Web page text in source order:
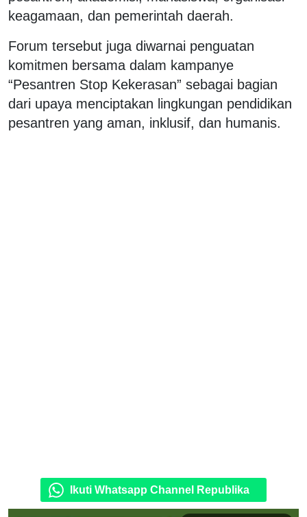
keagamaan, dan pemerintah daerah.
Forum tersebut juga diwarnai penguatan
komitmen bersama dalam kampanye
“Pesantren Stop Kekerasan” sebagai bagian
dari upaya menciptakan lingkungan pendidikan
pesantren yang aman, inklusif, dan humanis.
Ikuti Whatsapp Channel Republika